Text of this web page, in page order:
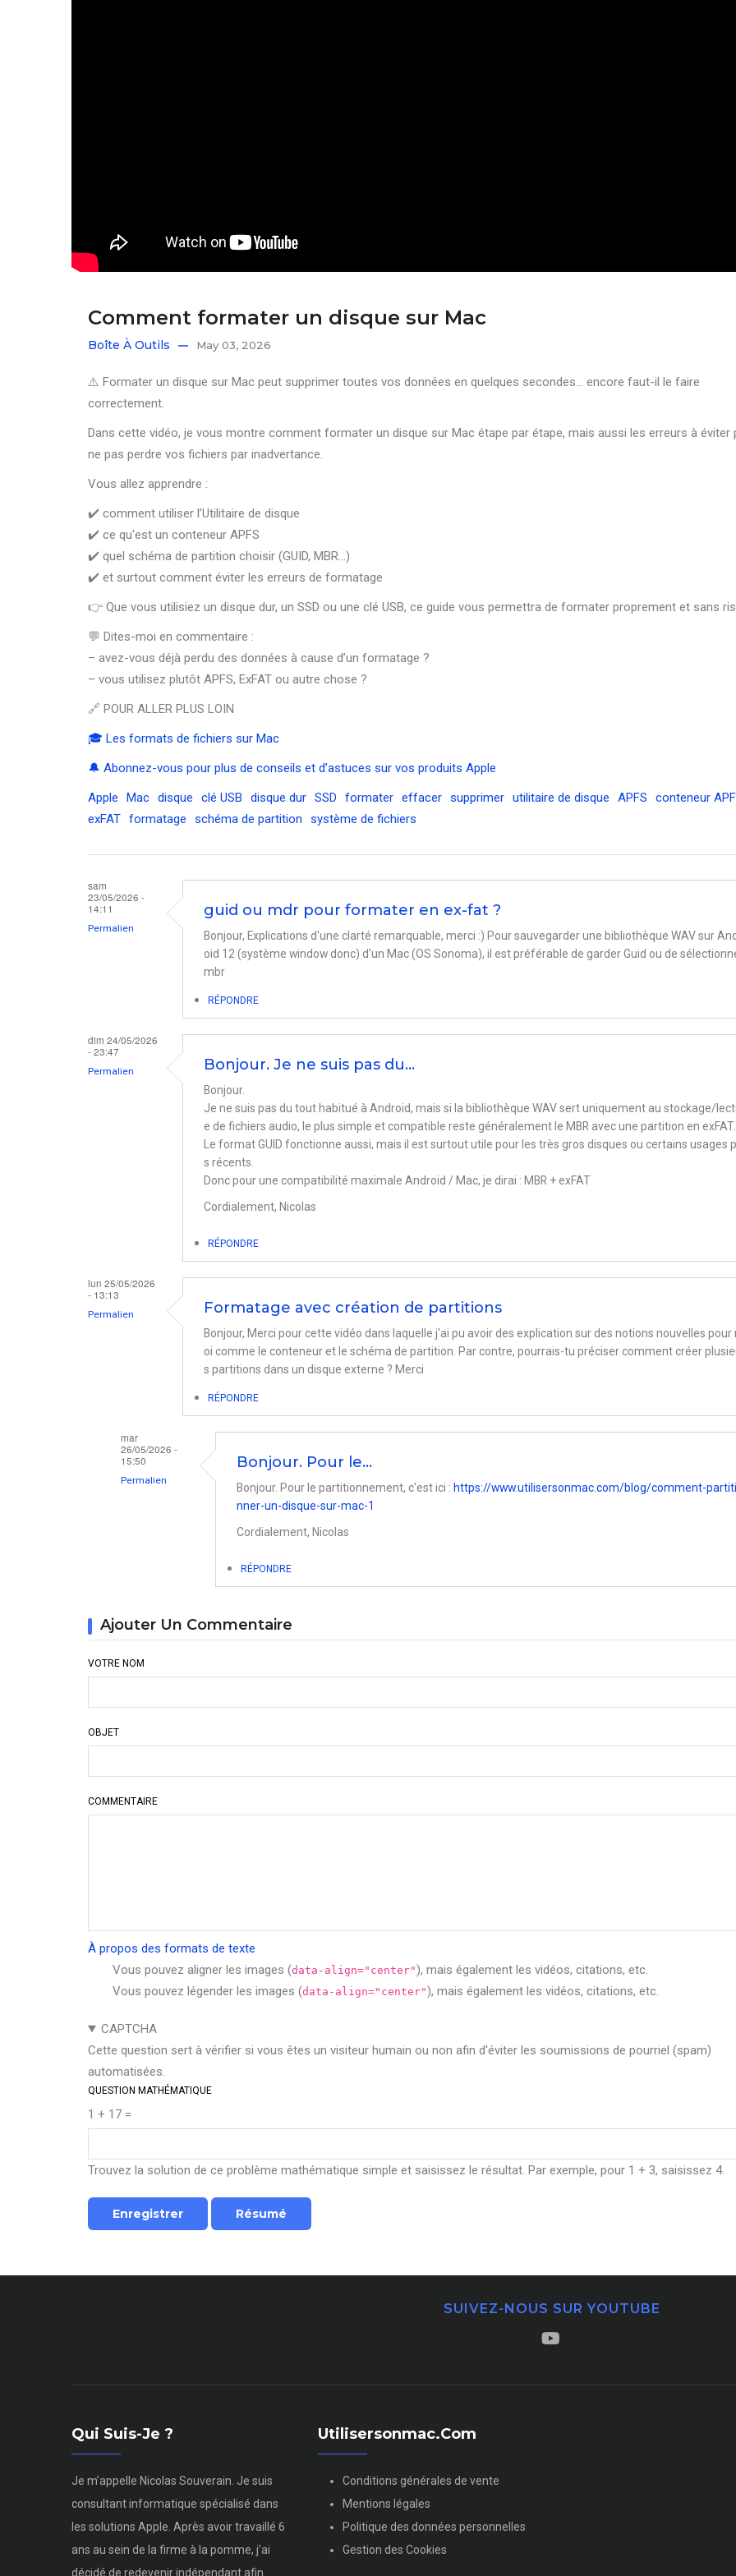
Comment formater un disque sur Mac
Boîte À Outils May 03, 2026
⚠️ Formater un disque sur Mac peut supprimer toutes vos données en quelques secondes… encore faut-il le faire
correctement.
Dans cette vidéo, je vous montre comment formater un disque sur Mac étape par étape, mais aussi les erreurs à éviter
ne pas perdre vos fichiers par inadvertance.
Vous allez apprendre :
✔️ comment utiliser l’Utilitaire de disque
✔️ ce qu'est un conteneur APFS
✔️ quel schéma de partition choisir (GUID, MBR…)
✔️ et surtout comment éviter les erreurs de formatage
👉 Que vous utilisiez un disque dur, un SSD ou une clé USB, ce guide vous permettra de formater proprement et sans
💬 Dites-moi en commentaire :
– avez-vous déjà perdu des données à cause d’un formatage ?
– vous utilisez plutôt APFS, ExFAT ou autre chose ?
🔗 POUR ALLER PLUS LOIN
🎓 Les formats de fichiers sur Mac
🔔 Abonnez-vous pour plus de conseils et d’astuces sur vos produits Apple
Apple
Mac disque clé USB disque dur SSD formater effacer supprimer utilitaire de disque APFS
conteneur
exFAT formatage schéma de partition système de fichiers
sam
23/05/2026 -
14:11
Permalien
guid ou mdr pour formater en ex-fat ?
Bonjour, Explications d'une clarté remarquable, merci :) Pour sauvegarder une bibliothèque WAV sur
oid 12 (système window donc) d'un Mac (OS Sonoma), il est préférable de garder Guid ou de
mbr
RÉPONDRE
dim 24/05/2026
- 23:47
Permalien Bonjour. Je ne suis pas du…
Bonjour.
Je ne suis pas du tout habitué à Android, mais si la bibliothèque WAV sert uniquement au stockage/
e de fichiers audio, le plus simple et compatible reste généralement le MBR avec une partition en exFAT.
Le format GUID fonctionne aussi, mais il est surtout utile pour les très gros disques ou certains usages
s récents.
Donc pour une compatibilité maximale Android / Mac, je dirai : MBR + exFAT
Cordialement, Nicolas
RÉPONDRE
lun 25/05/2026
- 13:13
Permalien Formatage avec création de partitions
Bonjour, Merci pour cette vidéo dans laquelle j'ai pu avoir des explication sur des notions nouvelles pour
oi comme le conteneur et le schéma de partition. Par contre, pourrais-tu préciser comment créer
s partitions dans un disque externe ? Merci
RÉPONDRE
mar
26/05/2026 -
15:50
Permalien
création
de
partitions
Michel
Bonjour. Pour le…
Bonjour. Pour le partitionnement, c'est ici : https://www.utilisersonmac.com/blog/comment-
nner-un-disque-sur-mac-1
Cordialement, Nicolas
RÉPONDRE
Ajouter Un Commentaire
VOTRE NOM
OBJET
COMMENTAIRE
À propos des formats de texte
Vous pouvez aligner les images (data-align="center"), mais également les vidéos, citations, etc.
Vous pouvez légender les images (data-align="center"), mais également les vidéos, citations, etc.
CAPTCHA
Cette question sert à vérifier si vous êtes un visiteur humain ou non afin d'éviter les soumissions de pourriel (spam)
automatisées.
QUESTION MATHÉMATIQUE
1 + 17 =
Trouvez la solution de ce problème mathématique simple et saisissez le résultat. Par exemple, pour 1 + 3, saisissez 4.
SUIVEZ-NOUS SUR YOUTUBE
Qui Suis-Je ?
Je m’appelle Nicolas Souverain. Je suis
consultant informatique spécialisé dans
les solutions Apple. Après avoir travaillé 6
ans au sein de la firme à la pomme, j’ai
décidé de redevenir indépendant afin
Utilisersonmac.com
Conditions générales de vente
Mentions légales
Politique des données personnelles
Gestion des Cookies